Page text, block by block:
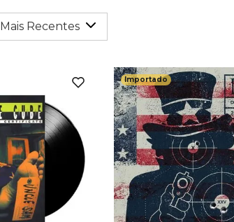
Mais Recentes
Importado